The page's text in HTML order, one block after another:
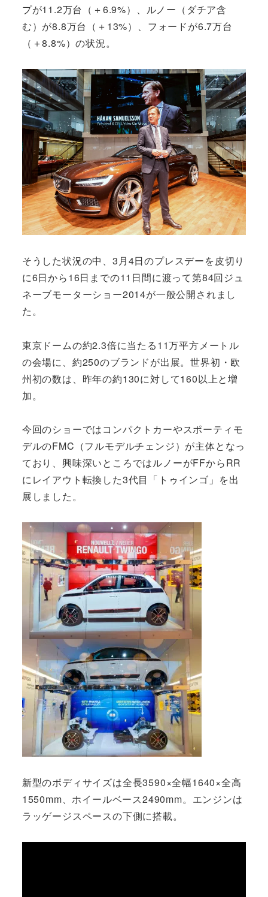
プが11.2万台（＋6.9%）、ルノー（ダチア含
む）が8.8万台（＋13%）、フォードが6.7万台
（＋8.8%）の状況。
そうした状況の中、3月4日のプレスデーを皮切り
に6日から16日までの11日間に渡って第84回ジュ
ネーブモーターショー2014が一般公開されまし
た。
東京ドームの約2.3倍に当たる11万平方メートル
の会場に、約250のブランドが出展。世界初・欧
州初の数は、昨年の約130に対して160以上と増
加。
今回のショーではコンパクトカーやスポーティモ
デルのFMC（フルモデルチェンジ）が主体となっ
ており、興味深いところではルノーがFFからRR
にレイアウト転換した3代目「トゥインゴ」を出
展しました。
新型のボディサイズは全長3590×全幅1640×全高
1550mm、ホイールベース2490mm。エンジンは
ラッゲージスペースの下側に搭載。